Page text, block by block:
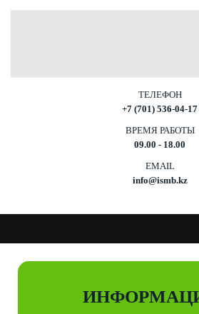
ТЕЛЕФОН
+7 (701) 536-04-17
ВРЕМЯ РАБОТЫ
09.00 - 18.00
EMAIL
info@ismb.kz